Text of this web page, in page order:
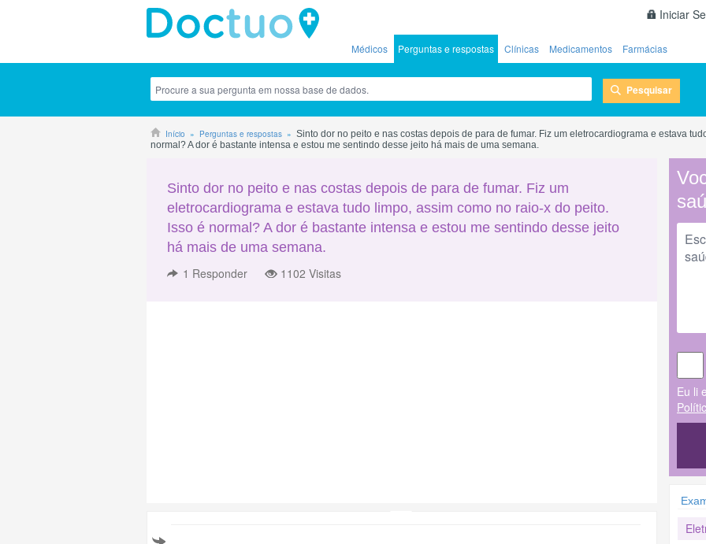
Iniciar
Médicos Perguntas e respostas Clínicas Medicamentos Farmácias
Pesquisar
Início Perguntas e respostas
Sinto dor no peito e nas costas depois de para de fumar. Fiz um eletrocardiograma e estava
normal? A dor é bastante intensa e estou me sentindo desse jeito há mais de uma semana.
Sinto dor no peito e nas costas depois de para de fumar. Fiz um
eletrocardiograma e estava tudo limpo, assim como no raio-x do peito.
Isso é normal? A dor é bastante intensa e estou me sentindo desse jeito
há mais de uma semana.
1 Responder 1102 Visitas
Eu li